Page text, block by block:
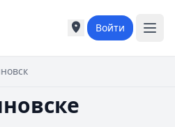
Города России
Екатеринбург
Города России
Екатеринбург
Войти